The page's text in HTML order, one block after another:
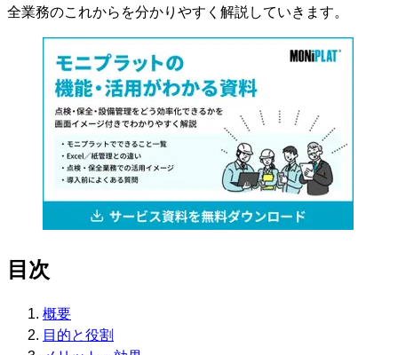
全業務のこれからを分かりやすく解説していきます。
目次
概要
目的と役割